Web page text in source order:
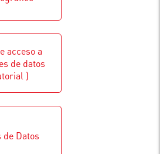
acceso a
de datos
)
de Datos